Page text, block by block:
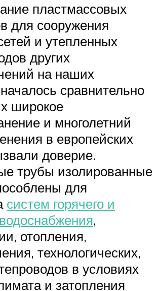
пластмассовых
для сооружения
и утепленных
других
на наших
сравнительно
широкое
и многолетний
в европейских
доверие.
трубы изолированные
для
систем горячего и
,
отопления,
технологических,
в условиях
и затопления